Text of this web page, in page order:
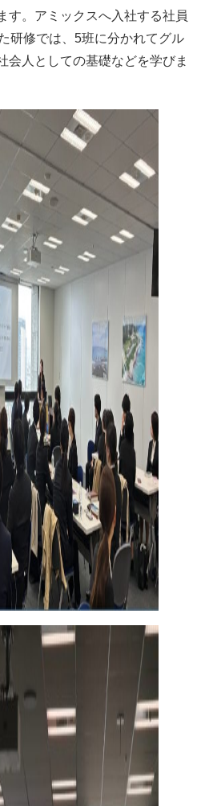
す。アミックスへ入社する社員
研修では、5班に分かれてグル
会人としての基礎などを学びま